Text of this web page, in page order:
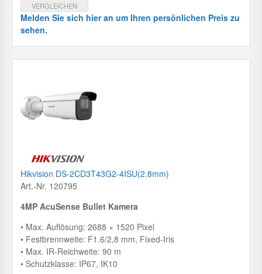
VERGLEICHEN
Melden Sie sich hier an um Ihren persönlichen Preis zu
sehen.
Hikvision DS-2CD3T43G2-4ISU(2.8mm)
Art.-Nr. 120795
4MP AcuSense Bullet Kamera
• Max. Auflösung: 2688 × 1520 Pixel
• Festbrennweite: F1.6/2,8 mm, Fixed-Iris
• Max. IR-Reichweite: 90 m
• Schutzklasse: IP67, IK10